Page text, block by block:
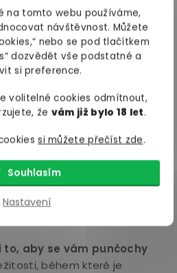
na tomto webu používáme,
návštěvnost. Můžete
nebo se pod tlačítkem
dozvědět vše podstatné a
si preference.
volitelné cookies odmítnout,
že vám již bylo 18 let.
si můžete přečíst zde.
Nastavení
Souhlasím
vyrábí z různých materiálů,
síťovina nebo mikrovlákno.
vám nejlépe vyhovujea
kdy budete punčochy
díky kterému punčochy
takový, který vyhovuje
na místě, jiné jsou prostě jen
další mohou mít třeba
přizpůsobit si míru
to, aby se vám punčochy
během které je